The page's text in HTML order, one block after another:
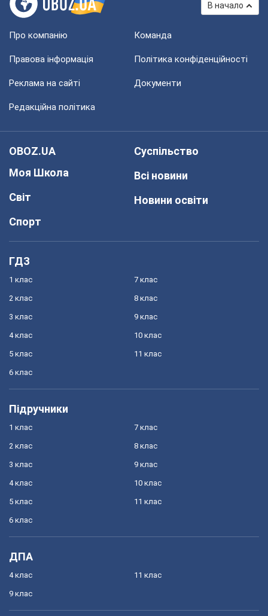
В начало
Про компанію Команда
Правова інформація Політика конфіденційності
Реклама на сайті Документи
Редакційна політика
OBOZ.UA
Моя Школа
Світ
Спорт
Суспільство
Всі новини
Новини освіти
ГДЗ
1 клас
2 клас
3 клас
4 клас
5 клас
6 клас
7 клас
8 клас
9 клас
10 клас
11 клас
Підручники
1 клас
2 клас
3 клас
4 клас
5 клас
6 клас
7 клас
8 клас
9 клас
10 клас
11 клас
ДПА
4 клас
9 клас
11 клас